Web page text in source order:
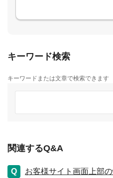
キーワード検索
キーワードまたは文章で検索できます
関連するQ&A
お客様サイト画面上部